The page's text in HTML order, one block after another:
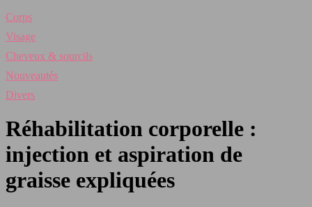
Corps
Visage
Cheveux & sourcils
Nouveautés
Divers
Réhabilitation corporelle :
injection et aspiration de
graisse expliquées